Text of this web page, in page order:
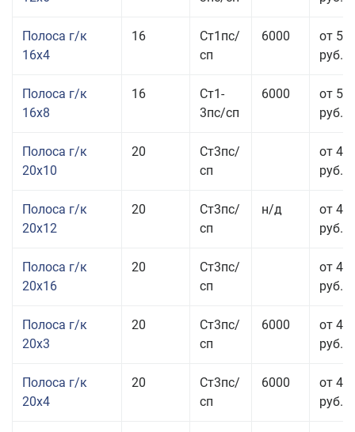
Полоса г/к
16x4
16
Ст1пс/
сп
6000
от 53
руб.
Полоса г/к
16x8
16
Ст1-
3пс/сп
6000
от 57
руб.
Полоса г/к
20x10
20
Ст3пс/
сп
от 43
руб.
Полоса г/к
20x12
20
Ст3пс/
сп
н/д
от 44
руб.
Полоса г/к
20x16
20
Ст3пс/
сп
от 48
руб.
Полоса г/к
20x3
20
Ст3пс/
сп
6000
от 47
руб.
Полоса г/к
20x4
20
Ст3пс/
сп
6000
от 44
руб.